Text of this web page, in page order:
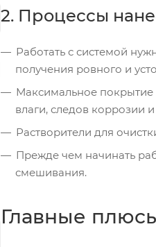
2. Процессы
Работать с системой
получения ровного и
Максимальное покрытие
влаги, следов коррозии
Растворители для
Прежде чем начинать
смешивания.
Главные